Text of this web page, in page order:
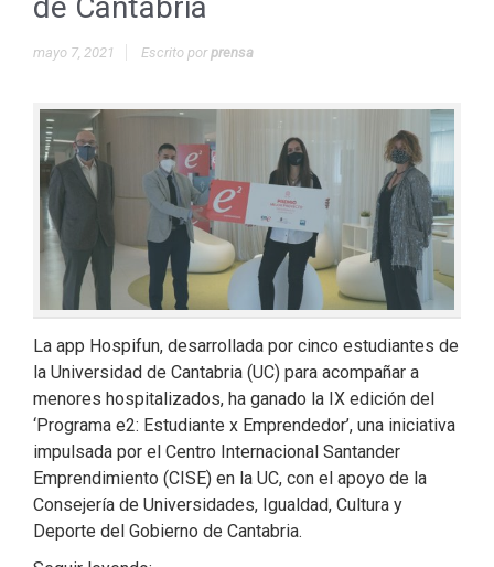
mayo 7, 2021 Escrito porprensa
La app Hospifun, desarrollada por cinco estudiantes de
la Universidad de Cantabria (UC) para acompañar a
menores hospitalizados, ha ganado la IX edición del
‘Programa e2: Estudiante x Emprendedor’, una iniciativa
impulsada por el Centro Internacional Santander
Emprendimiento (CISE) en la UC, con el apoyo de la
Consejería de Universidades, Igualdad, Cultura y
Deporte del Gobierno de Cantabria.